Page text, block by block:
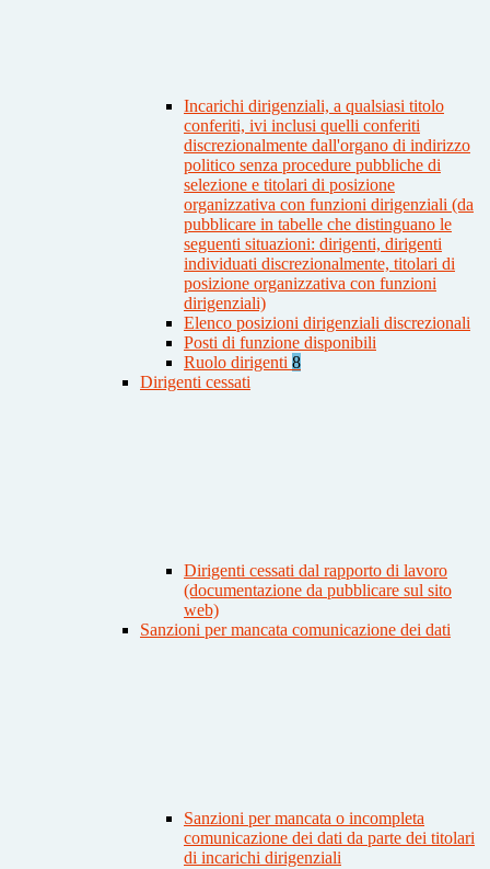
Incarichi dirigenziali, a qualsiasi titolo
conferiti, ivi inclusi quelli conferiti
discrezionalmente dall'organo di indirizzo
politico senza procedure pubbliche di
selezione e titolari di posizione
organizzativa con funzioni dirigenziali (da
pubblicare in tabelle che distinguano le
seguenti situazioni: dirigenti, dirigenti
individuati discrezionalmente, titolari di
posizione organizzativa con funzioni
dirigenziali)
Elenco posizioni dirigenziali discrezionali
Posti di funzione disponibili
Ruolo dirigenti 8
Dirigenti cessati
Dirigenti cessati dal rapporto di lavoro
(documentazione da pubblicare sul sito
web)
Sanzioni per mancata comunicazione dei dati
Sanzioni per mancata o incompleta
comunicazione dei dati da parte dei titolari
di incarichi dirigenziali